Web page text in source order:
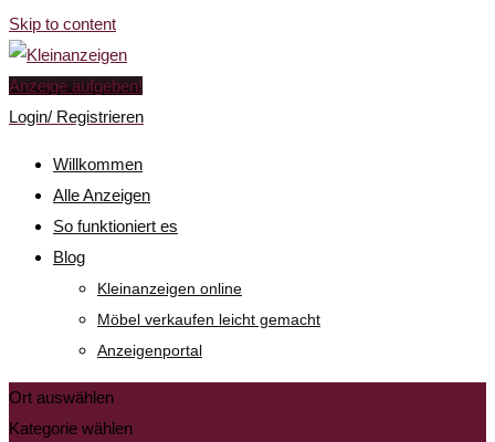
Skip to content
Anzeige aufgeben!
Login/ Registrieren
Willkommen
Alle Anzeigen
So funktioniert es
Blog
Kleinanzeigen online
Möbel verkaufen leicht gemacht
Anzeigenportal
Ort auswählen
Kategorie wählen